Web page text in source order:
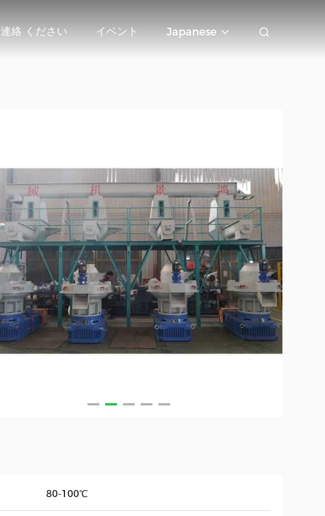
連絡 ください イベント Japanese
80-100℃